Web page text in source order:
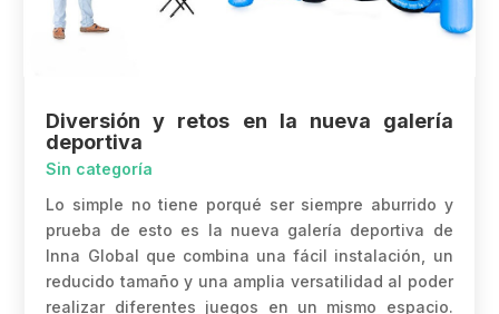
Diversión y retos en la nueva galería
deportiva
Sin categoría
Lo simple no tiene porqué ser siempre aburrido y
prueba de esto es la nueva galería deportiva de
Inna Global que combina una fácil instalación, un
reducido tamaño y una amplia versatilidad al poder
realizar diferentes juegos en un mismo espacio.